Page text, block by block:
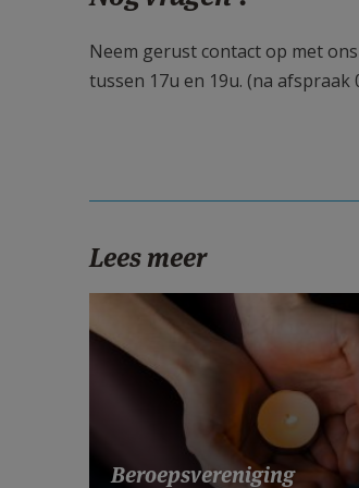
Neem gerust contact op met
tussen 17u en 19u. (na afspraak
Lees meer
Beroepsvereniging